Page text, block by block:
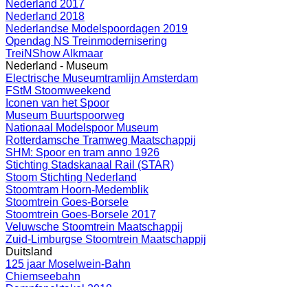
Nederland 2017
Nederland 2018
Nederlandse Modelspoordagen 2019
Opendag NS Treinmodernisering
TreiNShow Alkmaar
Nederland - Museum
Electrische Museumtramlijn Amsterdam
FStM Stoomweekend
Iconen van het Spoor
Museum Buurtspoorweg
Nationaal Modelspoor Museum
Rotterdamsche Tramweg Maatschappij
SHM: Spoor en tram anno 1926
Stichting Stadskanaal Rail (STAR)
Stoom Stichting Nederland
Stoomtram Hoorn-Medemblik
Stoomtrein Goes-Borsele
Stoomtrein Goes-Borsele 2017
Veluwsche Stoomtrein Maatschappij
Zuid-Limburgse Stoomtrein Maatschappij
Duitsland
125 jaar Moselwein-Bahn
Chiemseebahn